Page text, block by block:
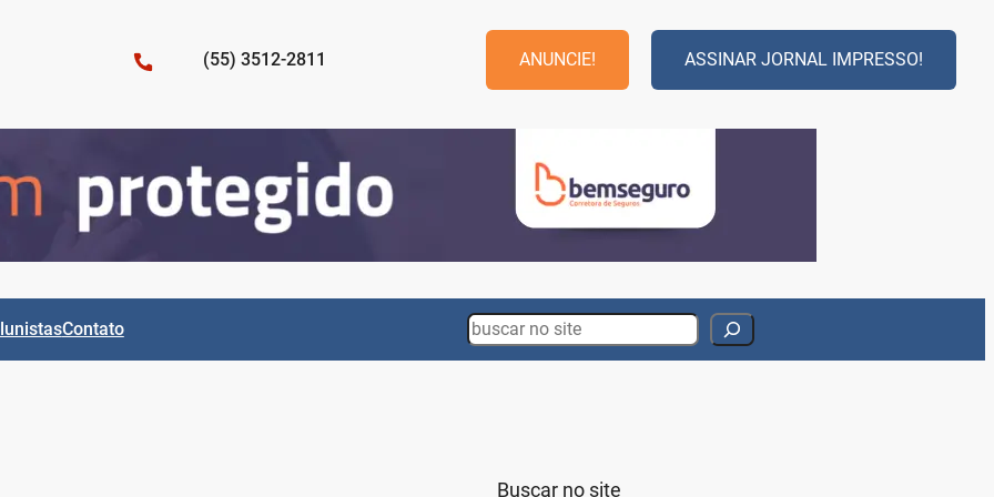
(55) 3512-2811 ANUNCIE! ASSINAR JORNAL IMPRESSO!
Contato Search
Buscar no site